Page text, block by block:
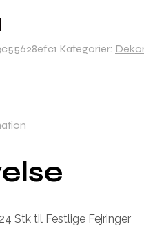
Kategorier:
Stk til Festlige Fejringer